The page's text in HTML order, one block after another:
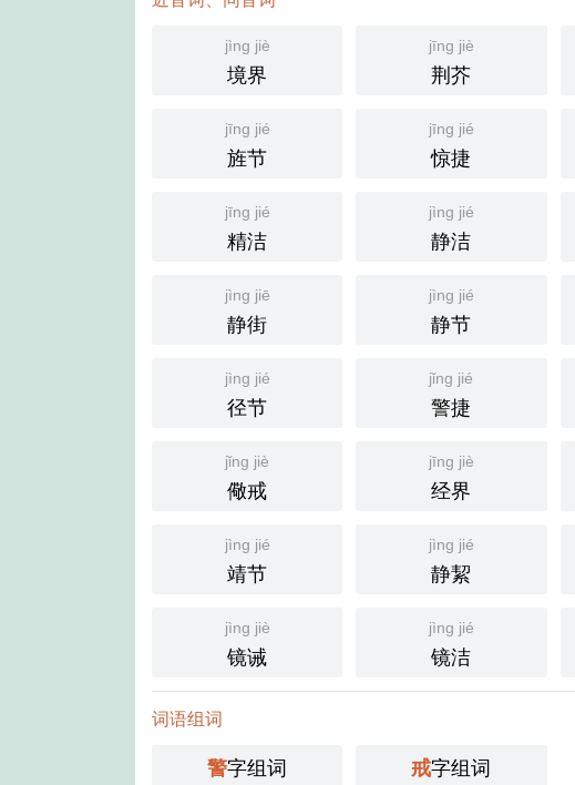
jìng jiè
境界
jīng jiè
荆芥
jīng jié
旌节
jīng jié
惊捷
jīng jié
精洁
jìng jié
静洁
jìng jiē
静街
jìng jié
静节
jìng jié
径节
jǐng jié
警捷
jǐng jiè
儆戒
jīng jiè
经界
jìng jié
靖节
jìng jié
静絜
jìng jiè
镜诫
jìng jié
镜洁
词语组词
警字组词 戒字组词